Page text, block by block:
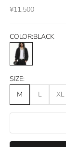
セール価格
¥11,500
COLOR:BLACK
BLACK
SIZE:
M
L XL